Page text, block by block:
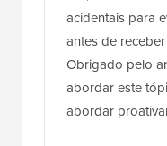
Jiří Vaněk
7 de set de 2024 às
O AdSense é
monetizar o site.